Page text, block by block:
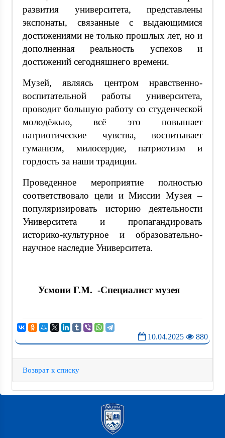
развития университета, представлены
экспонаты, связанные с выдающимися
достижениями не только прошлых лет, но и
дополненная реальность успехов и
достижений сегодняшнего времени.
Музей, являясь центром нравственно-
воспитательной работы университета,
проводит большую работу со студенческой
молодёжью, всё это повышает
патриотические чувства, воспитывает
гуманизм, милосердие, патриотизм и
гордость за наши традиции.
Проведенное мероприятие полностью
соответствовало цели и Миссии Музея –
популяризировать историю деятельности
Университета и пропагандировать
историко-культурное и образовательно-
научное наследие Университета.
Усмони Г.М. -Специалист музея
10.04.2025 880
Возврат к списку